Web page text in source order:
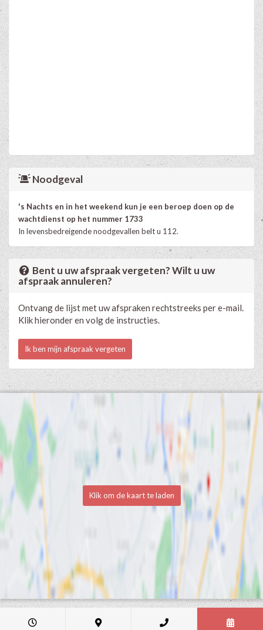
Noodgeval
's Nachts en in het weekend kun je een beroep doen op de
wachtdienst op het nummer 1733
In levensbedreigende noodgevallen belt u 112.
Bent u uw afspraak vergeten? Wilt u uw
afspraak annuleren?
Ontvang de lijst met uw afspraken rechtstreeks per e-mail.
Klik hieronder en volg de instructies.
Ik ben mijn afspraak vergeten
Klik om de kaart te laden
2015 - 2026 -
lees de privacyverklaring van deze praktijk